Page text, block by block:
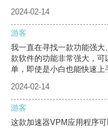
2024-02-14
游客
我一直在寻找一款功能强
款软件的功能非常强大，
单，即使是小白也能快速上
2024-02-14
游客
这款加速器VPM应用程序